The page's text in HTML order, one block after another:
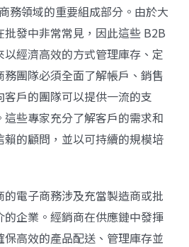
務領域的重要組成部分。由於大
發中非常常見，因此這些 B2B
經濟高效的方式管理庫存、定
團隊必須全面了解帳戶、銷售
戶的團隊可以提供一流的支
些專家充分了解客戶的需求和
的顧問，並以可持續的規模培
的電子商務涉及充當製造商或批
企業。經銷商在供應鏈中發揮
高效的產品配送、管理庫存並